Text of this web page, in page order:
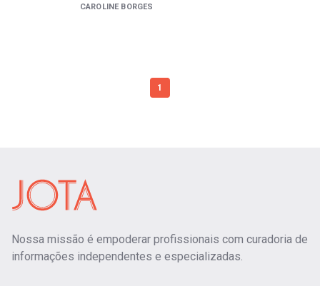
CAROLINE BORGES
1
Nossa missão é empoderar profissionais com curadoria de
informações independentes e especializadas.